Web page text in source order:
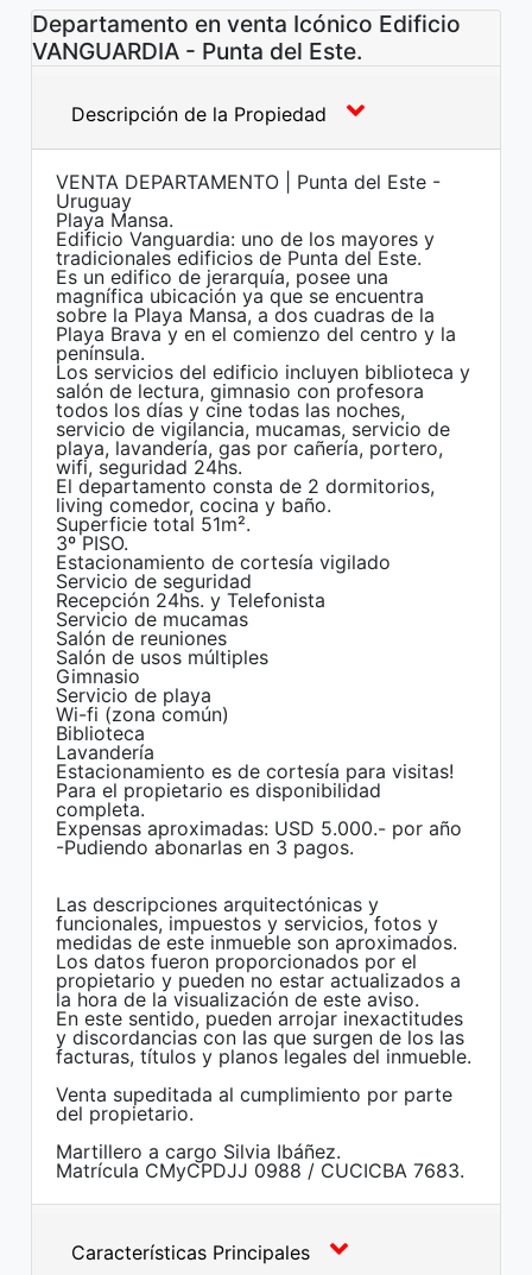
Departamento en venta Icónico Edificio
VANGUARDIA - Punta del Este.
Descripción de la Propiedad
VENTA DEPARTAMENTO | Punta del Este -
Uruguay
Playa Mansa.
Edificio Vanguardia: uno de los mayores y
tradicionales edificios de Punta del Este.
Es un edifico de jerarquía, posee una
magnífica ubicación ya que se encuentra
sobre la Playa Mansa, a dos cuadras de la
Playa Brava y en el comienzo del centro y la
península.
Los servicios del edificio incluyen biblioteca y
salón de lectura, gimnasio con profesora
todos los días y cine todas las noches,
servicio de vigilancia, mucamas, servicio de
playa, lavandería, gas por cañería, portero,
wifi, seguridad 24hs.
El departamento consta de 2 dormitorios,
living comedor, cocina y baño.
Superficie total 51m².
3º PISO.
Estacionamiento de cortesía vigilado
Servicio de seguridad
Recepción 24hs. y Telefonista
Servicio de mucamas
Salón de reuniones
Salón de usos múltiples
Gimnasio
Servicio de playa
Wi-fi (zona común)
Biblioteca
Lavandería
Estacionamiento es de cortesía para visitas!
Para el propietario es disponibilidad
completa.
Expensas aproximadas: USD 5.000.- por año
-Pudiendo abonarlas en 3 pagos.
Las descripciones arquitectónicas y
funcionales, impuestos y servicios, fotos y
medidas de este inmueble son aproximados.
Los datos fueron proporcionados por el
propietario y pueden no estar actualizados a
la hora de la visualización de este aviso.
En este sentido, pueden arrojar inexactitudes
y discordancias con las que surgen de los las
facturas, títulos y planos legales del inmueble.
Venta supeditada al cumplimiento por parte
del propietario.
Martillero a cargo Silvia Ibáñez.
Matrícula CMyCPDJJ 0988 / CUCICBA 7683.
Características Principales